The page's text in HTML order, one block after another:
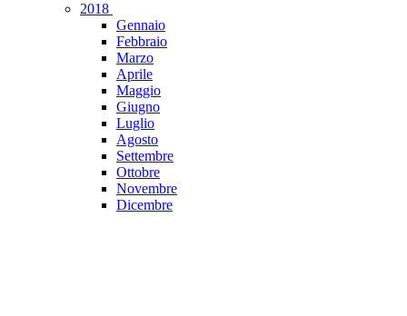
2018
Gennaio
Febbraio
Marzo
Aprile
Maggio
Giugno
Luglio
Agosto
Settembre
Ottobre
Novembre
Dicembre